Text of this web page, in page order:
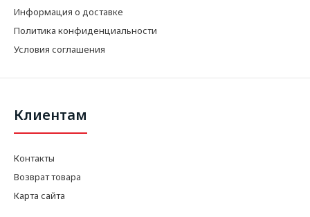
Информация о доставке
Политика конфиденциальности
Условия соглашения
Клиентам
Контакты
Возврат товара
Карта сайта